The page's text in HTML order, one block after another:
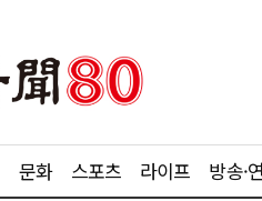
문화 스포츠 라이프 방송·